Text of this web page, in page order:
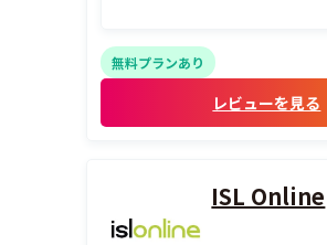
無料プランあり
レビューを見る
ISL Online